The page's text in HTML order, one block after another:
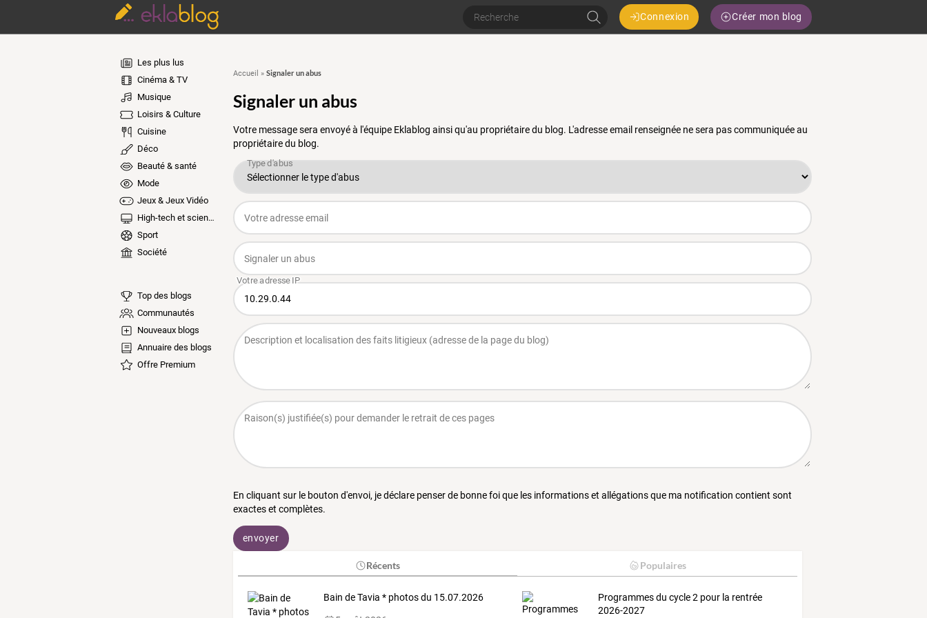
Connexion Créer mon blog
Les plus lus
Cinéma & TV
Musique
Loisirs & Culture
Cuisine
Déco
Beauté & santé
Mode
Jeux & Jeux Vidéo
High-tech et sciences
Sport
Société
Top des blogs
Communautés
Nouveaux blogs
Annuaire des blogs
Offre Premium
Accueil » Signaler un abus
Signaler un abus
Votre message sera envoyé à l'équipe Eklablog ainsi qu'au propriétaire du blog. L'adresse email renseignée ne sera pas communiquée au
propriétaire du blog.
En cliquant sur le bouton d'envoi, je déclare penser de bonne foi que les informations et allégations que ma notification contient sont
exactes et complètes.
envoyer
Récents Populaires
Bain de Tavia * photos du 15.07.2026
Programmes du cycle 2 pour la rentrée
2026-2027